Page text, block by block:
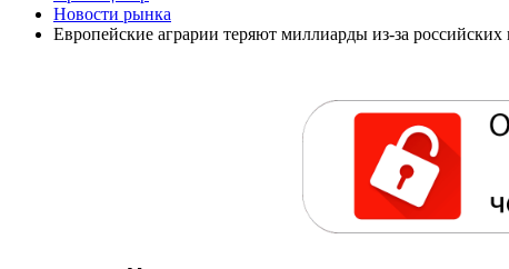
Новости рынка
Европейские аграрии теряют миллиарды из-за российских